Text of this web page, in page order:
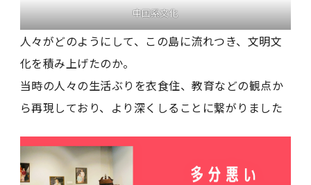
中国系文化
人々がどのようにして、この島に流れつき、文明文
化を積み上げたのか。
当時の人々の生活ぶりを衣食住、教育などの観点か
ら再現しており、より深くしることに繋がりました